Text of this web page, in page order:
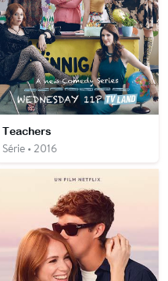
Teachers
Série • 2016